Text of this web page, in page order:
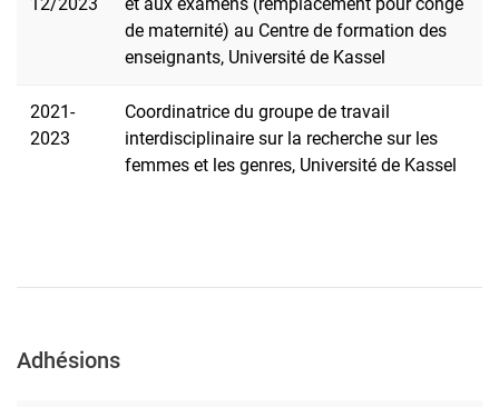
de maternité) au Centre de formation des
enseignants, Université de Kassel
2021-
2023
Coordinatrice du groupe de travail
interdisciplinaire sur la recherche sur les
femmes et les genres, Université de Kassel
Adhésions